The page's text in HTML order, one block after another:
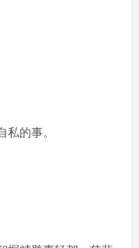
的事。